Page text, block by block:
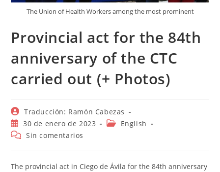
The Union of Health Workers among the most prominent
Provincial act for the 84th
anniversary of the CTC
carried out (+ Photos)
Autor
de
la
entrada:
Traducción: Ramón Cabezas
Publicación
de
la
30 de enero de 2023
Categoría
English
Comentarios
entrada:
Sin comentarios
The provincial act in Ciego de Ávila for the 84th anniversary